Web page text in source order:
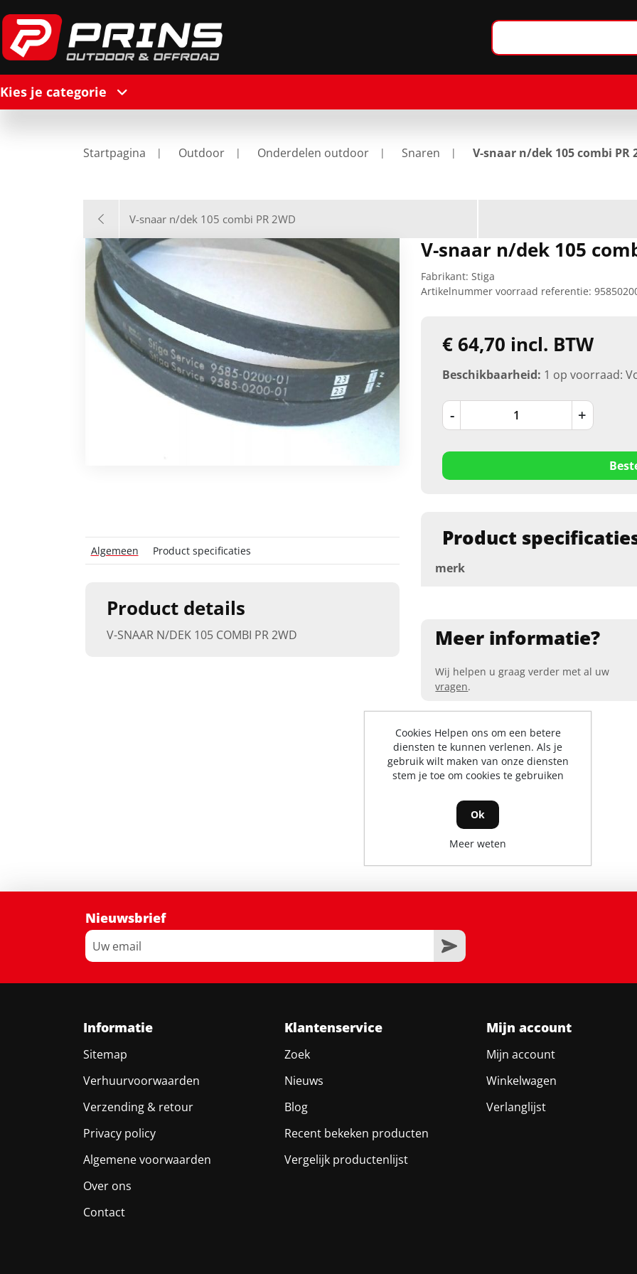
Kies je categorie
Startpagina Outdoor Onderdelen outdoor Snaren V-snaar n/dek 105 combi PR
V-snaar n/dek 105 combi PR 2WD
Product details
V-SNAAR N/DEK 105 COMBI PR 2WD
Algemeen Product specificaties
V-snaar n/dek 105
Fabrikant: Stiga
Artikelnummer voorraad referentie:
€ 64,70 incl. BTW
Beschikbaarheid: 1 op voorraad:
- +
Product
merk
Meer informatie?
Wij helpen u graag verder met al uw
vragen.
Nieuwsbrief
Informatie
Sitemap
Verhuurvoorwaarden
Verzending & retour
Privacy policy
Algemene voorwaarden
Over ons
Contact
Klantenservice
Zoek
Nieuws
Blog
Recent bekeken producten
Vergelijk productenlijst
Mijn account
Mijn account
Winkelwagen
Verlanglijst
Cookies Helpen ons om een betere
diensten te kunnen verlenen. Als je
gebruik wilt maken van onze diensten
stem je toe om cookies te gebruiken
Ok
Meer weten